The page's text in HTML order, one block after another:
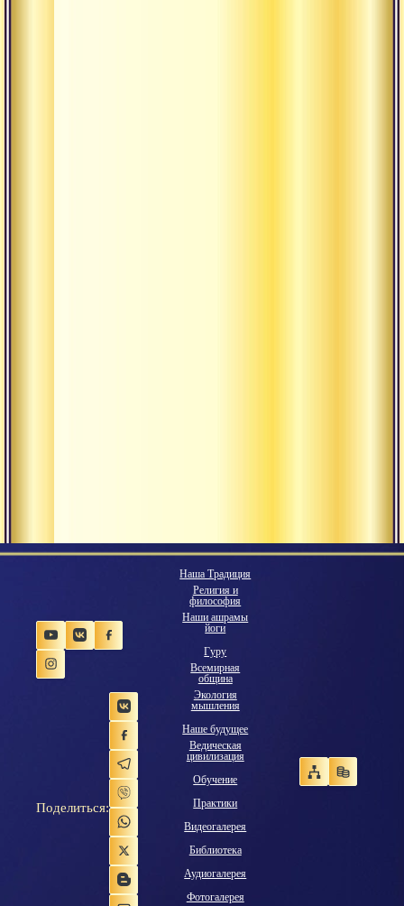
Поделиться:
Наша Традиция
Религия и
философия
Наши ашрамы
йоги
Гуру
Всемирная
община
Экология
мышления
Наше будущее
Ведическая
цивилизация
Обучение
Практики
Видеогалерея
Библиотека
Аудиогалерея
Фотогалерея